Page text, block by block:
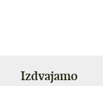
Izdvajamo